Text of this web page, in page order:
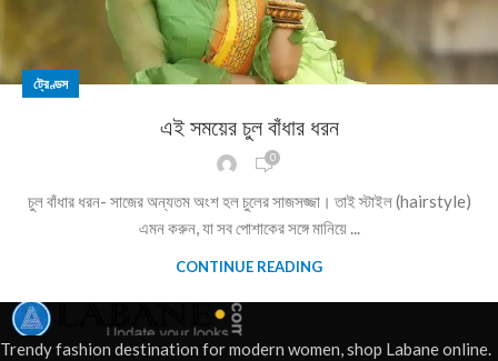
ট্রেণ্ডস
এই সময়ের চুল বাঁধার ধরন
0
চুল বাঁধার ধরন- সাজের অন্যতম অংশ হল চুলের সাজসজ্জা। তাই স্টাইল (hairstyle)
এমন করুন, যা সব পোশাকের সঙ্গে মানিয়ে ...
CONTINUE READING
Trendy fashion destination for modern women, shop Labane online.